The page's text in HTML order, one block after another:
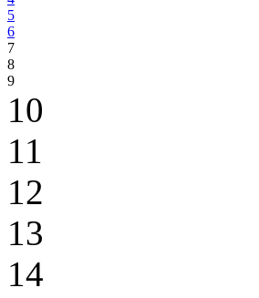
5
6
7
8
9
10
11
12
13
14